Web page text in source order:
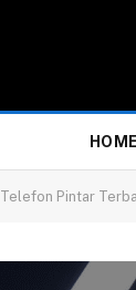
HOME
Telefon Pintar